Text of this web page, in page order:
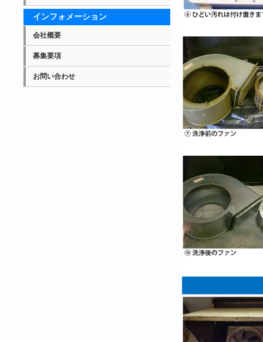
インフォメーション
会社概要
募集要項
お問い合わせ